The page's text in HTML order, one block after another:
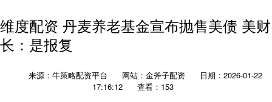
维度配资 丹麦养老基金宣布抛售美债 美财
长：是报复
来源：牛策略配资平台 网站：金斧子配资
日期：2026-01-22
17:16:12
查看：153